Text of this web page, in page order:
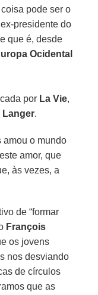
pode ser o
presidente do
e que é, desde
Ocidental
por La Vie,
Langer.
amou o mundo
amor, que
às vezes, a
de “formar
François
os jovens
nos desviando
de círculos
que as